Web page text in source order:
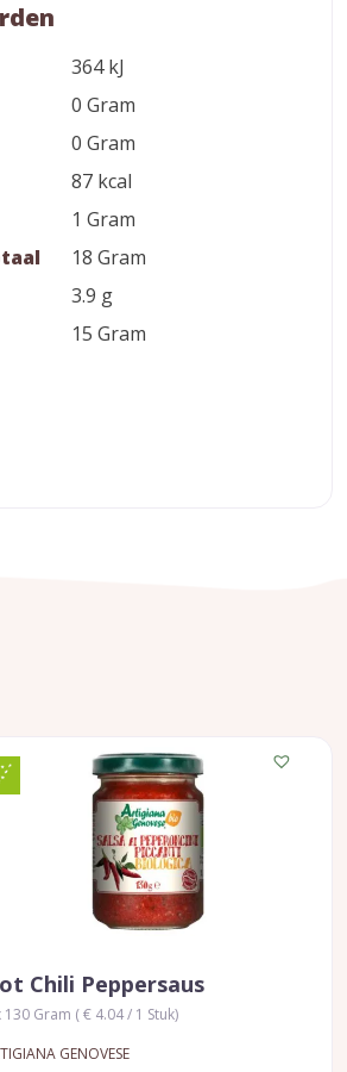
364 kJ
0 Gram
0 Gram
87 kcal
1 Gram
18 Gram
3.9 g
15 Gram
Chili Peppersaus
130 Gram ( € 4.04 / 1 Stuk)
GENOVESE